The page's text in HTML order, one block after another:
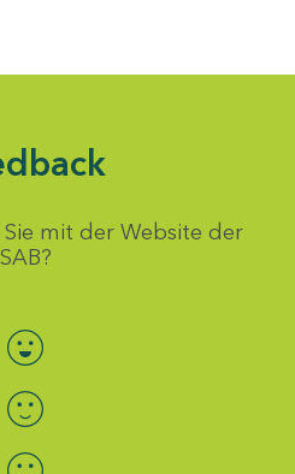
mit der Website der
SAB?
Bewertung auswählen